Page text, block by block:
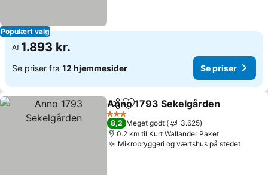
Populært valg
Af 1.893 kr.
Se priser fra 12 hjemmesider Se priser
Del Føj til favoritter
Anno 1793 Sekelgården
3 Stjerner
8,2 Meget godt
3.625
0.2 km til Kurt Wallander Paket
Mikrobryggeri og værtshus på stedetSe